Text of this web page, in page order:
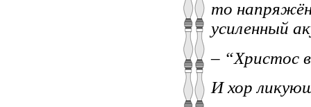
то
усиленный
– “Христос
И хор